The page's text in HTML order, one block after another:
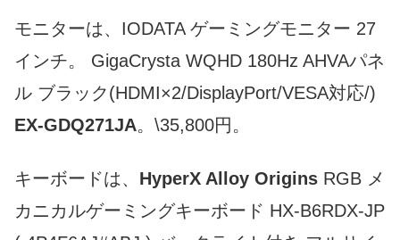
モニターは、 IODATA ゲーミングモニター 27
インチ。 GigaCrysta WQHD 180Hz AHVAパネ
ル ブラック(HDMI×2/DisplayPort/VESA対応/)
EX-GDQ271JA。\35,800円。
キーボードは、 HyperX Alloy Origins RGB メ
カニカルゲーミングキーボード HX-B6RDX-JP